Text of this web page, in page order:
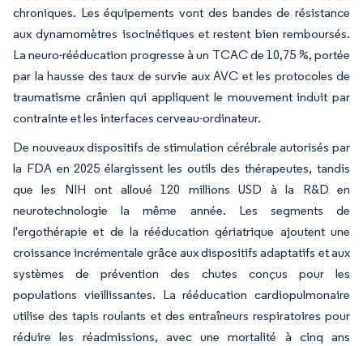
chroniques. Les équipements vont des bandes de résistance
aux dynamomètres isocinétiques et restent bien remboursés.
La neuro-rééducation progresse à un TCAC de 10,75 %, portée
par la hausse des taux de survie aux AVC et les protocoles de
traumatisme crânien qui appliquent le mouvement induit par
contrainte et les interfaces cerveau-ordinateur.
De nouveaux dispositifs de stimulation cérébrale autorisés par
la FDA en 2025 élargissent les outils des thérapeutes, tandis
que les NIH ont alloué 120 millions USD à la R&D en
neurotechnologie la même année. Les segments de
l'ergothérapie et de la rééducation gériatrique ajoutent une
croissance incrémentale grâce aux dispositifs adaptatifs et aux
systèmes de prévention des chutes conçus pour les
populations vieillissantes. La rééducation cardiopulmonaire
utilise des tapis roulants et des entraîneurs respiratoires pour
réduire les réadmissions, avec une mortalité à cinq ans